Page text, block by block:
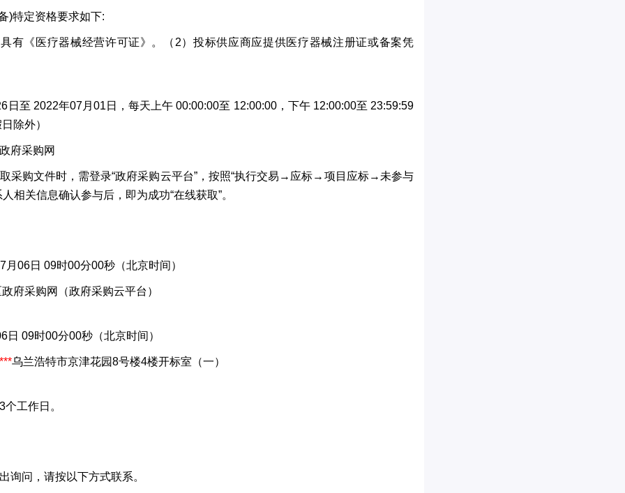
)特定资格要求如下:
有《医疗器械经营许可证》。（2）投标供应商应提供医疗器械注册证或备案凭
日至 2022年07月01日，每天上午 00:00:00至 12:00:00，下午 12:00:00至 23:59:59
除外）
府采购网
采购文件时，需登录“政府采购云平台”，按照“执行交易→应标→项目应标→未参与
相关信息确认参与后，即为成功“在线获取”。
06日 09时00分00秒（北京时间）
府采购网（政府采购云平台）
日 09时00分00秒（北京时间）
***乌兰浩特市京津花园8号楼4楼开标室（一）
工作日。
询问，请按以下方式联系。